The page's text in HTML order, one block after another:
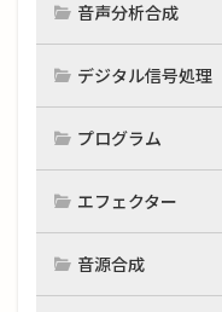
音声分析合成
デジタル信号処理
プログラム
エフェクター
音源合成